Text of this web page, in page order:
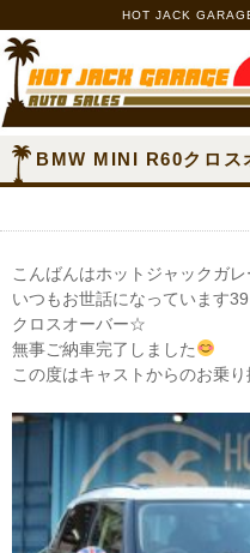
HOT JACK
BMW MINI R60クロ
こんばんはホットジャックガ
いつもお世話になっています
クロスオーバー☆
無事ご納車完了しました
この度はキャストからのお乗